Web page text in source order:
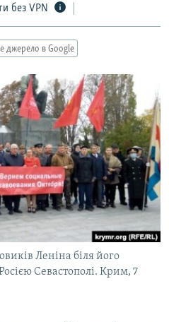
без VPN
джерело в Google
Леніна біля його
Севастополі. Крим, 7